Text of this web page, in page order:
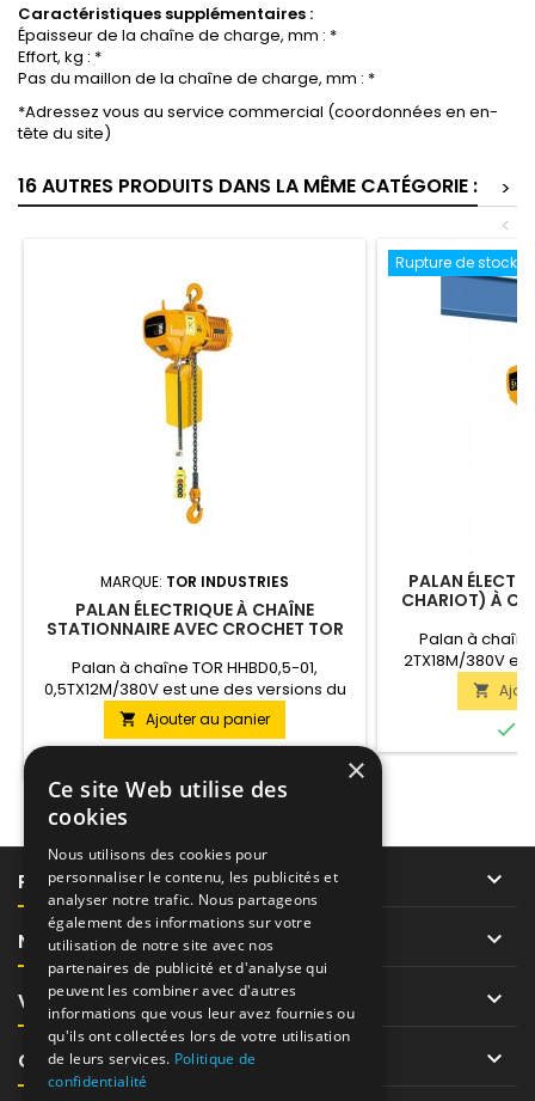
Caractéristiques supplémentaires :
Épaisseur de la chaîne de charge, mm : *
Effort, kg : *
Pas du maillon de la chaîne de charge, mm : *
*Adressez vous au service commercial (coordonnées en en-
tête du site)
16 AUTRES PRODUITS DANS LA MÊME CATÉGORIE :
>
<
MARQUE: TOR INDUSTRIES
PALAN ÉLECTRIQUE À CHAÎNE
STATIONNAIRE AVEC CROCHET TOR
Palan à chaîne TOR HHBD0,5-01,
0,5TX12M/380V est une des versions du
modèle HHBD. Cette version soulève des
charges pesant jusqu'à 0,5 tonne jusqu'à
une hauteur de 12 mètres. Ce palan est
réalisé en version stationnaire. Alimenté
par AC 380V.
 Ajouter au panier
Rupture de stock
PALAN
CHARIOT) À
Palan à chaîne
2TX18M/380V
modèle HHBD.
charges pesant
une hauteur de
réalisé en


PRODUITS 
NOTRE SOCIÉTÉ 
VOTRE COMPTE 
CONTACT 
×
Ce site Web utilise des
cookies
Nous utilisons des cookies pour
personnaliser le contenu, les publicités et
analyser notre trafic. Nous partageons
également des informations sur votre
utilisation de notre site avec nos
partenaires de publicité et d'analyse qui
peuvent les combiner avec d'autres
informations que vous leur avez fournies ou
qu'ils ont collectées lors de votre utilisation
de leurs services. Politique de
confidentialité